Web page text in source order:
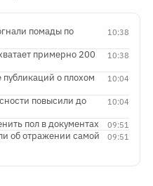
10:38
помады по
10:38
примерно 200
10:04
о плохом
10:04
повысили до
09:51
пол в документах
09:51
об отражении самой